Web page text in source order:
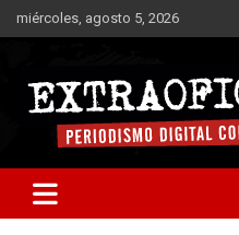
Saltar
al
miércoles, agosto 5, 2026
Extraoficial